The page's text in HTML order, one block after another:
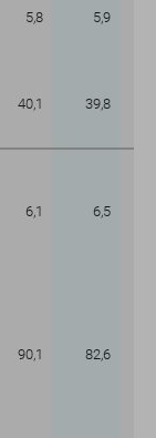
5,8 5,9
40,1 39,8
6,1 6,5
90,1 82,6